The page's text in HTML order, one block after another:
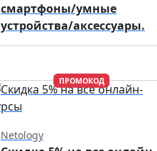
смартфоны/умные
устройства/аксессуары.
ПРОМОКОД
Netology